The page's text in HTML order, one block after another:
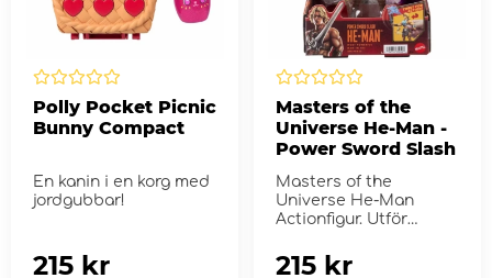
Polly Pocket Picnic
Bunny Compact
En kanin i en korg med
jordgubbar!
215 kr
Masters of the
Universe He-Man -
Power Sword Slash
Masters of the
Universe He-Man
Actionfigur. Utför
Slash och ...
215 kr